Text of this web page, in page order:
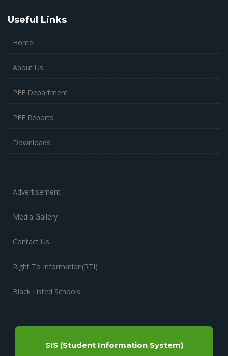
Useful Links
Home
About Us
PEF Department
PEF Reports
Downloads
Advertisement
Media Gallery
Contact Us
Right To Information(RTI)
Black Listed Schools
SIS (Student Information System)